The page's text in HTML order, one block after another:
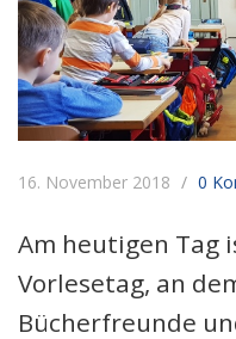
16. November 2018 0
Am heutigen Tag
Vorlesetag, an
Bücherfreunde